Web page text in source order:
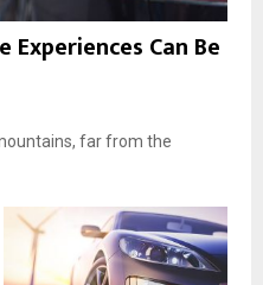
Experiences Can Be
far from the